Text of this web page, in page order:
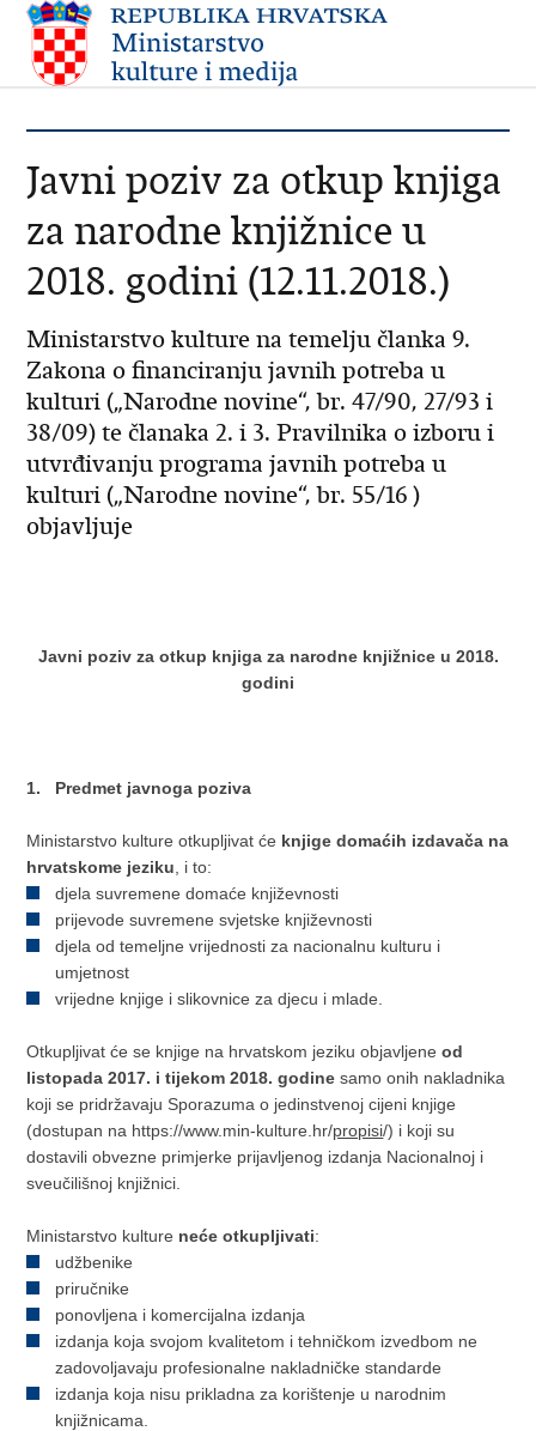
Javni poziv za otkup knjiga
za narodne knjižnice u
2018. godini (12.11.2018.)
Ministarstvo kulture na temelju članka 9.
Zakona o financiranju javnih potreba u
kulturi („Narodne novine“, br. 47/90, 27/93 i
38/09) te članaka 2. i 3. Pravilnika o izboru i
utvrđivanju programa javnih potreba u
kulturi („Narodne novine“, br. 55/16 )
objavljuje
Javni poziv za otkup knjiga za narodne knjižnice u 2018.
godini
1. Predmet javnoga poziva
Ministarstvo kulture otkupljivat će knjigedomaćih izdavača na
hrvatskome jeziku , i to:
djela suvremene domaće književnosti
prijevode suvremene svjetske književnosti
djela od temeljne vrijednosti za nacionalnu kulturu i
umjetnost
vrijedne knjige i slikovnice za djecu i mlade.
Otkupljivat će se knjige na hrvatskom jeziku objavljeneod
listopada 2017. i tijekom 2018. godine samo onih nakladnika
koji se pridržavaju Sporazuma o jedinstvenoj cijeni knjige
(dostupan na https://www.min-kulture.hr/propisi/) i koji su
dostavili obvezne primjerke prijavljenog izdanja Nacionalnoj i
sveučilišnoj knjižnici.
Ministarstvo kulture neće otkupljivati:
udžbenike
priručnike
ponovljena i komercijalna izdanja
izdanja koja svojom kvalitetom i tehničkom izvedbom ne
zadovoljavaju profesionalne nakladničke standarde
izdanja koja nisu prikladna za korištenje u narodnim
knjižnicama.